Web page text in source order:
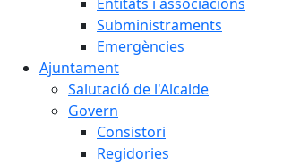
Subministraments
Emergències
Ajuntament
Salutació de l'Alcalde
Govern
Consistori
Regidories